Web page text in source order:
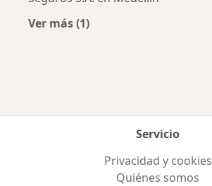
Ver más (1)
Servicio
Privacidad y cookies
Quiénes somos